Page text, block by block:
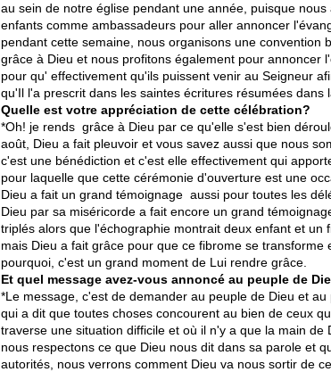
au sein de notre église pendant une année, puisque
enfants comme ambassadeurs pour aller annoncer
pendant cette semaine, nous organisons une convention
grâce à Dieu et nous profitons également pour annoncer
pour qu' effectivement qu'ils puissent venir au Seigneur
qu'Il l'a prescrit dans les saintes écritures résumées dans
Quelle est votre appréciation de cette célébration?
*Oh! je rends grâce à Dieu par ce qu'elle s'est bien
août, Dieu a fait pleuvoir et vous savez aussi que nous
c'est une bénédiction et c'est elle effectivement qui
pour laquelle que cette cérémonie d'ouverture est une
Dieu a fait un grand témoignage aussi pour toutes les
Dieu par sa miséricorde a fait encore un grand
triplés alors que l'échographie montrait deux enfant et un
mais Dieu a fait grâce pour que ce fibrome se transforme
pourquoi, c'est un grand moment de Lui rendre grâce.
Et quel message avez-vous annoncé au peuple de
*Le message, c'est de demander au peuple de Dieu et
qui a dit que toutes choses concourent au bien de ceux
traverse une situation difficile et où il n'y a que la main
nous respectons ce que Dieu nous dit dans sa parole et
autorités, nous verrons comment Dieu va nous sortir de